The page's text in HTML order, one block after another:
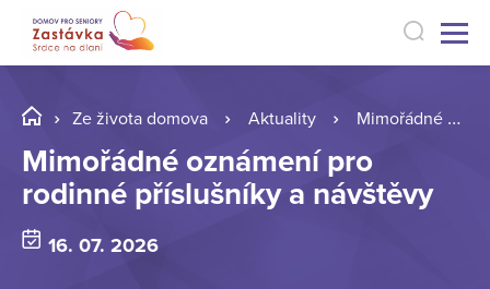
Ze života domova Aktuality Mimořádné oznámení pro rodinné příslušníky a návštěvy
Mimořádné oznámení pro
rodinné příslušníky a návštěvy
16. 07. 2026